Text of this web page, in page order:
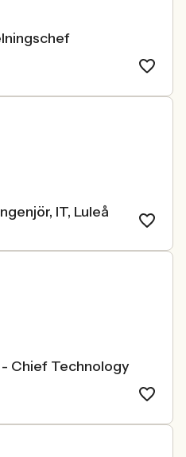
IT, Luleå
Chief Technology